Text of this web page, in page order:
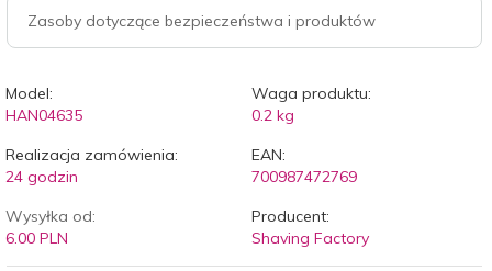
Zasoby dotyczące bezpieczeństwa i produktów
Model:
HAN04635
Waga produktu:
0.2 kg
Realizacja zamówienia:
24 godzin
EAN:
700987472769
Wysyłka od:
6.00 PLN
Producent:
Shaving Factory